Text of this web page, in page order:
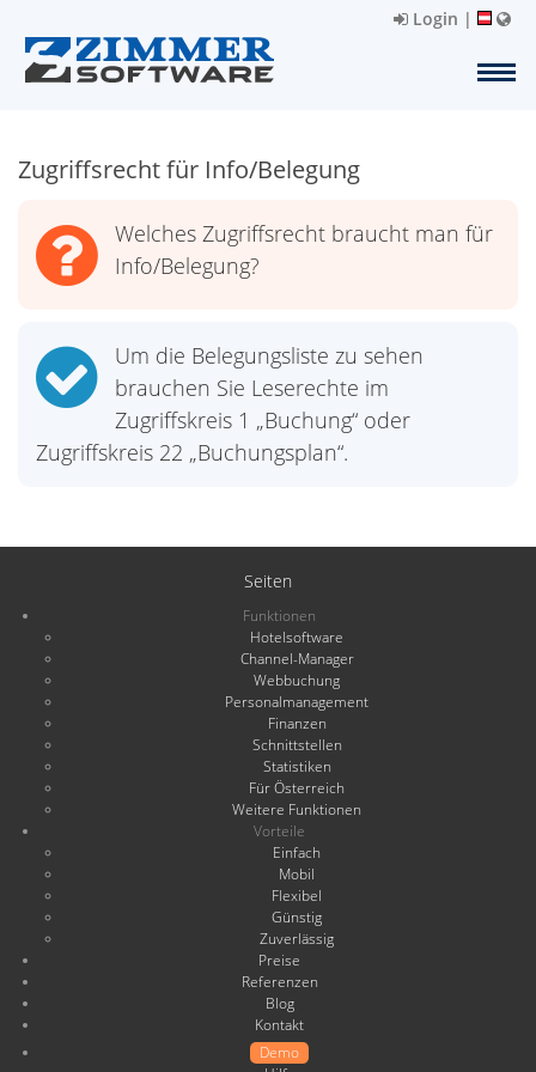
Login |
Zugriffsrecht für Info/Belegung
Welches Zugriffsrecht braucht man für
Info/Belegung?
Um die Belegungsliste zu sehen
brauchen Sie Leserechte im
Zugriffskreis 1 „Buchung“ oder
Zugriffskreis 22 „Buchungsplan“.
Seiten
Funktionen
Hotelsoftware
Channel-Manager
Webbuchung
Personalmanagement
Finanzen
Schnittstellen
Statistiken
Für Österreich
Weitere Funktionen
Vorteile
Einfach
Mobil
Flexibel
Günstig
Zuverlässig
Preise
Referenzen
Blog
Kontakt
Demo